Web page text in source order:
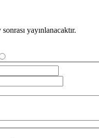
yayınlanacaktır.